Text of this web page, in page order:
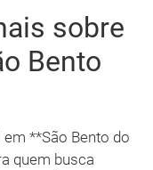
sobre
Bento
**São Bento do
quem busca